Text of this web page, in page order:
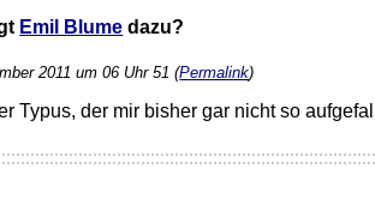
Emil Blume dazu?
2011 um 06 Uhr 51 (Permalink)
Typus, der mir bisher gar nicht so